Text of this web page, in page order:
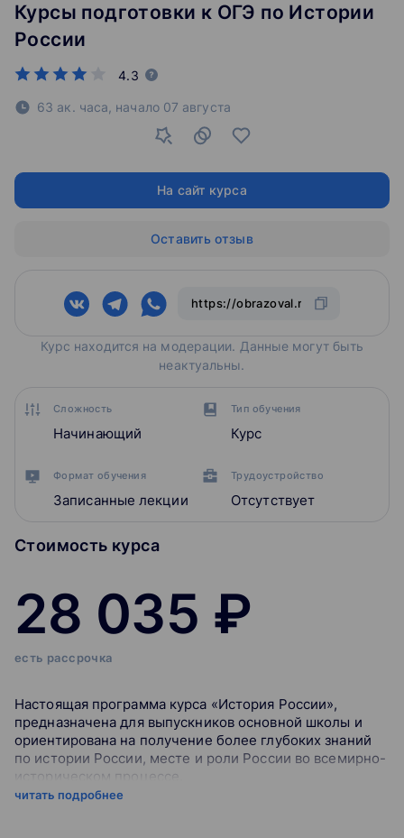
Курс находится на модерации. Данные могут быть
неактуальны.
Сложность
Начинающий
Тип обучения
Курс
Формат обучения
Записанные лекции
Трудоустройство
Отсутствует
Стоимость курса
28 035 ₽
есть рассрочка
Настоящая программа курса «История России»,
предназначена для выпускников основной школы и
ориентирована на получение более глубоких знаний
по истории России, месте и роли России во всемирно-
историческом процессе.
читать подробнее
Курсы подготовки к ОГЭ по Истории
России
4.3
63 ак. часа, начало 07 августа
На сайт курса
Оставить отзыв